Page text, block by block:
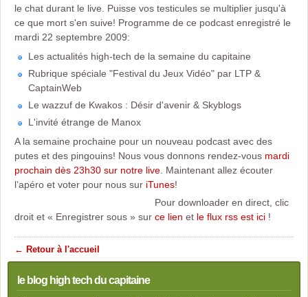
le chat durant le live. Puisse vos testicules se multiplier jusqu'à
ce que mort s'en suive! Programme de ce podcast enregistré le
mardi 22 septembre 2009:
Les actualités high-tech de la semaine du capitaine
Rubrique spéciale "Festival du Jeux Vidéo" par LTP &
CaptainWeb
Le wazzuf de Kwakos : Désir d'avenir & Skyblogs
L'invité étrange de Manox
A la semaine prochaine pour un nouveau podcast avec des
putes et des pingouins! Nous vous donnons rendez-vous mardi
prochain dès 23h30 sur notre live . Maintenant allez écouter
l’apéro et voter pour nous sur iTunes!
Pour downloader en direct, clic
droit et « Enregistrer sous » sur ce lien et le flux rss est ici !
← Retour à l'accueil
le blog high tech du capitaine